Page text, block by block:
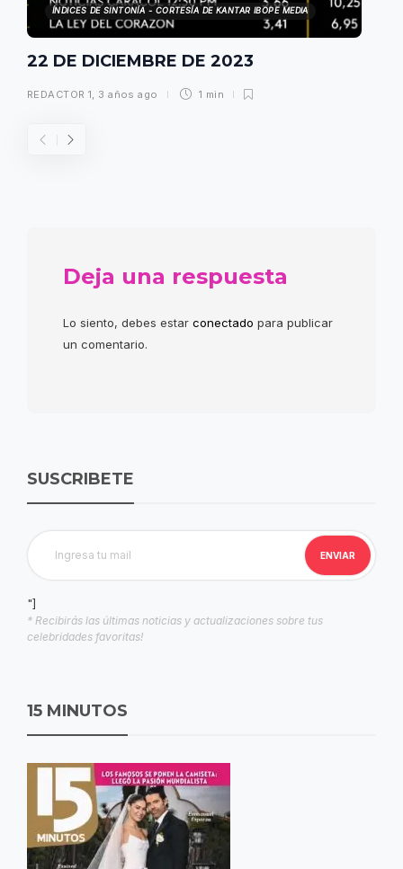
ÍNDICES DE SINTONÍA - CORTESÍA DE KANTAR IBOPE MEDIA
22 DE DICIEMBRE DE 2023
REDACTOR 1, 3 años ago 1 min
Deja una respuesta
Lo siento, debes estar conectado para publicar
un comentario.
SUSCRIBETE
"]
* Recibirás las últimas noticias y actualizaciones sobre tus
celebridades favoritas!
15 MINUTOS